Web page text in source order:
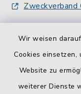
Wir weisen
Cookies
Website zu
weiterer Dienste